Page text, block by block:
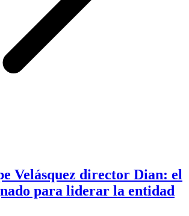
Velásquez director Dian: el
para liderar la entidad